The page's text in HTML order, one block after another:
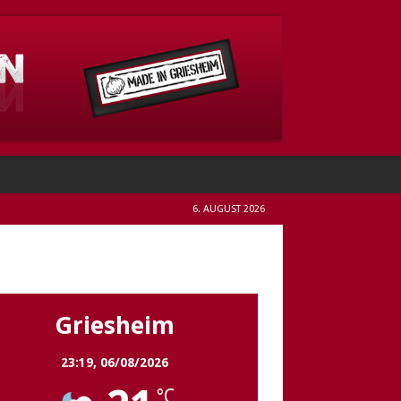
6. AUGUST 2026
Griesheim
23:19, 06/08/2026
°C